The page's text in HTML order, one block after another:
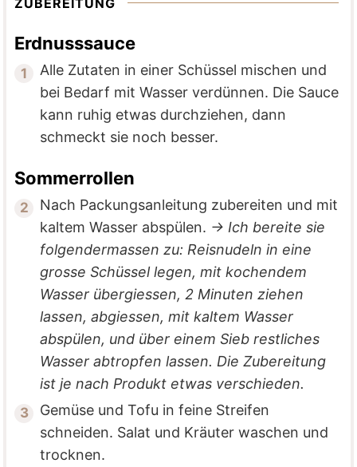
Erdnusssauce
Alle Zutaten in einer Schüssel mischen und
bei Bedarf mit Wasser verdünnen. Die Sauce
kann ruhig etwas durchziehen, dann
schmeckt sie noch besser.
Sommerrollen
Nach Packungsanleitung zubereiten und mit
kaltem Wasser abspülen. → Ich bereite sie
folgendermassen zu: Reisnudeln in eine
grosse Schüssel legen, mit kochendem
Wasser übergiessen, 2 Minuten ziehen
lassen, abgiessen, mit kaltem Wasser
abspülen, und über einem Sieb restliches
Wasser abtropfen lassen. Die Zubereitung
ist je nach Produkt etwas verschieden.
Gemüse und Tofu in feine Streifen
schneiden. Salat und Kräuter waschen und
trocknen.